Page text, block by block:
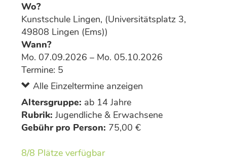
Wo?
Kunstschule Lingen, (Universitätsplatz 3,
49808 Lingen (Ems))
Wann?
Mo. 07.09.2026 – Mo. 05.10.2026
Termine: 5
Alle Einzeltermine anzeigen
Altersgruppe: ab 14 Jahre
Rubrik: Jugendliche & Erwachsene
Gebühr pro Person: 75,00 €
8/8 Plätze verfügbar